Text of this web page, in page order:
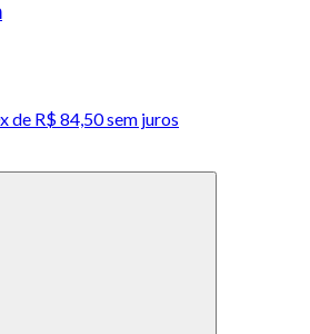
de R$ 84,50 sem juros